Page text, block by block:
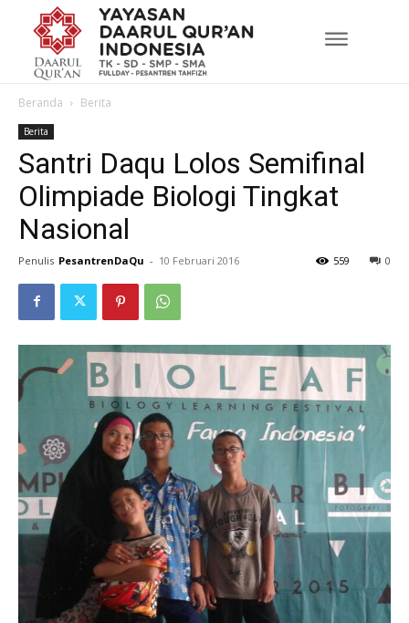
Beranda Berita
Berita
Santri Daqu Lolos Semifinal
Olimpiade Biologi Tingkat
Nasional
Penulis PesantrenDaQu - 10 Februari 2016 0
559